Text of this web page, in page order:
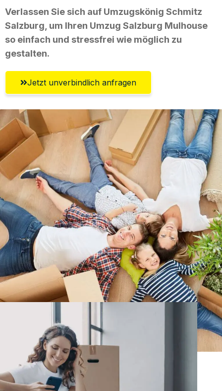
Verlassen Sie sich auf Umzugskönig Schmitz
Salzburg, um Ihren Umzug Salzburg Mulhouse
so einfach und stressfrei wie möglich zu
gestalten.
Jetzt unverbindlich anfragen